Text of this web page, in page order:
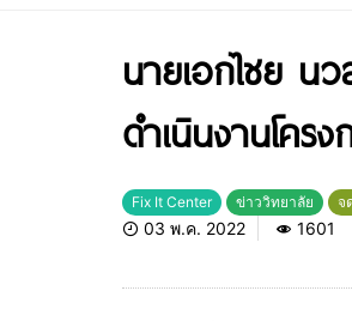
นายเอกไชย น
ดำเนินงานโคร
Fix It Center ข่าววิทยาลัย จ
03 พ.ค. 2022 1601